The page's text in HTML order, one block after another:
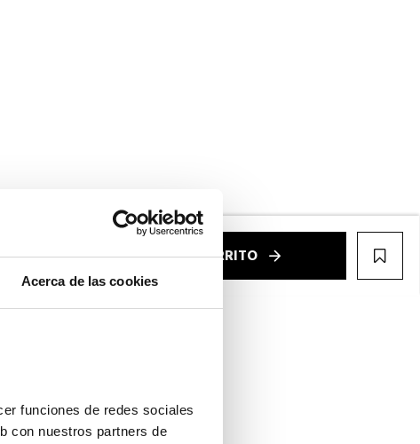
Acerca de las cookies
funciones de redes sociales
con nuestros partners de
completa
AÑADIR AL CARRITO